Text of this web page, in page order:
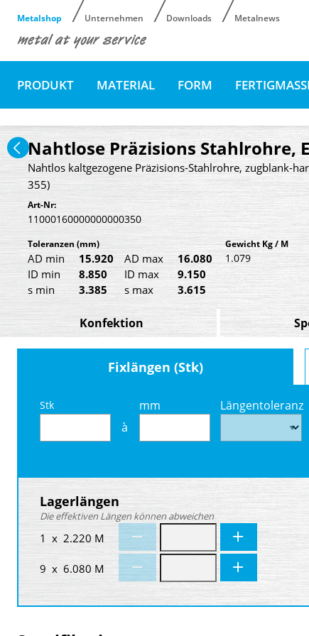
Metalshop Unternehmen Downloads Metalnews
PRODUKT MATERIAL FORM
Nahtlose Präzisions Stahlrohre,
Nahtlos kaltgezogene Präzisions-Stahlrohre, zugblank-
355)
Art-Nr:
11000160000000000350
Toleranzen (mm)
AD min 15.920 AD max
16.080
ID min
8.850 ID max
9.150
s min
3.385 s max 3.615
Gewicht Kg / M
1.079
Konfektion
Fixlängen (Stk)
Stk
à
mm Längentoleranz
Lagerlängen
Die effektiven Längen können abweichen
1 x 2.220 M
9 x 6.080 M